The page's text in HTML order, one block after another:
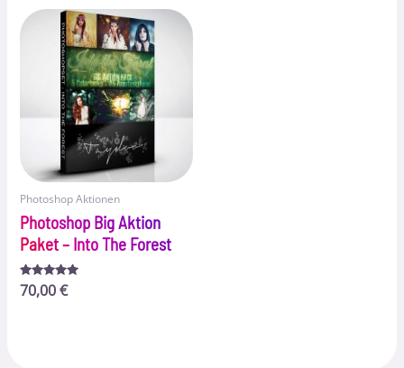
Photoshop Aktionen
Photoshop Big Aktion
Paket – Into The Forest
Bewertet
mit
70,00€